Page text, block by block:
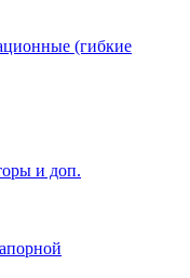
(гибкие
и доп.